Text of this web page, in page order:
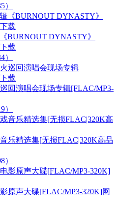
）
BURNOUT DYNASTY》
载
）
回演唱会现场专辑[FLAC/MP3-
）
乐精选集[无损FLAC|320K高品
）
原声大碟[FLAC/MP3-320K]网